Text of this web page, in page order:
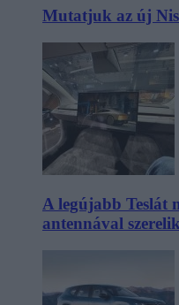
Mutatjuk az új
A legújabb Teslát
antennával